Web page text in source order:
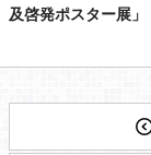
及啓発ポスター展」